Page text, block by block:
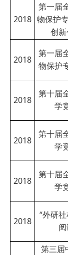
2018
第一届
物保护
创
2018
第一届
物保护
2018
第十届
学
2018
第十届
学
2018
第十届
学
2018
“外研
第三届